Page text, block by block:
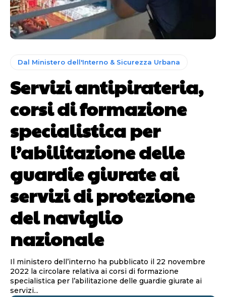
Dal Ministero dell'Interno & Sicurezza Urbana
Servizi antipirateria,
corsi di formazione
specialistica per
l’abilitazione delle
guardie giurate ai
servizi di protezione
del naviglio
nazionale
Il ministero dell’interno ha pubblicato il 22 novembre
2022 la circolare relativa ai corsi di formazione
specialistica per l’abilitazione delle guardie giurate ai
servizi...